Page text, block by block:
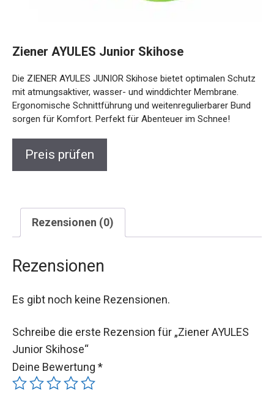
Ziener AYULES Junior Skihose
Die ZIENER AYULES JUNIOR Skihose bietet optimalen Schutz
mit atmungsaktiver, wasser- und winddichter Membrane.
Ergonomische Schnittführung und weitenregulierbarer Bund
sorgen für Komfort. Perfekt für Abenteuer im Schnee!
Preis prüfen
Rezensionen (0)
Rezensionen
Es gibt noch keine Rezensionen.
Schreibe die erste Rezension für „Ziener AYULES
Junior Skihose“
Deine Bewertung *